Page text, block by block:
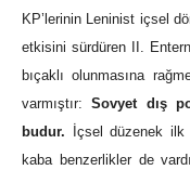
KP’lerinin Leninist içsel
etkisini sürdüren II.
bıçaklı olunmasına
varmıştır:Sovyet dış
budur. İçsel düzenek ilk
kaba benzerlikler de